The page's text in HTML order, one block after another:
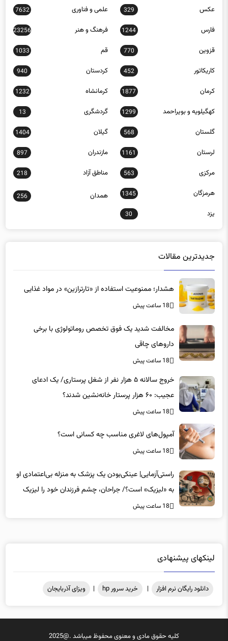
فارس 1244 فرهنگ و هنر 23256
قزوین 770 قم 1033
کاریکاتور 452 کردستان 940
کرمان 1877 کرمانشاه 1232
کهگیلویه و بویراحمد 1299 گردشگری 13
گلستان 568 گیلان 1404
لرستان 1161 مازندران 897
مرکزی 563 مناطق آزاد 218
هرمزگان 1345
256
یزد 30
هشدار؛ ممنوعیت استفاده از «تارترازین» در مواد غذایی
18 ساعت پیش
داروهای چاقی
18 ساعت پیش
خروج سالانه ۵ هزار نفر از شغل پرستاری/ یک ادعای
عجیب: ۶۰ هزار پرستار خانه‌نشین شدند؟
18 ساعت پیش
18 ساعت پیش
به «لیزیک» است؟/ جراحان، چشم فرزندان خود را لیزیک
می‌کنند؟
18 ساعت پیش
دانلود رایگان نرم افزار
کلیه حقوق مادی و معنوی محفوظ میباشد .@2025